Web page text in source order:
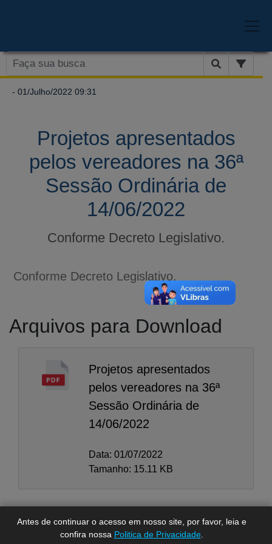
Antes de continuar o acesso em nosso site, por favor, leia e
confira nossa Politica de Privacidade.
- 01/Julho/2022 09:31
Projetos apresentados
pelos vereadores na 36ª
Sessão Ordinária de
14/06/2022
Conforme Decreto Legislativo.
Conforme Decreto Legislativo.
Arquivos para Download
Projetos apresentados
pelos vereadores na 36ª
Sessão Ordinária de
14/06/2022
Data: 01/07/2022
Tamanho: 15.11 KB